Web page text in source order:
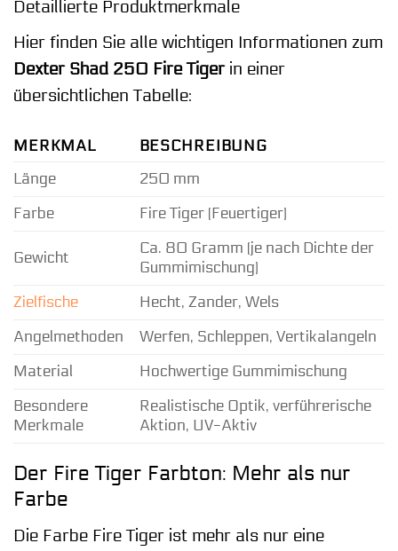
Detaillierte Produktmerkmale
Hier finden Sie alle wichtigen Informationen zum
Dexter Shad 250 Fire Tigerin einer
übersichtlichen Tabelle:
MERKMAL
BESCHREIBUNG
Länge
250 mm
Farbe
Fire Tiger (Feuertiger)
Gewicht
Ca. 80 Gramm (je nach Dichte der
Gummimischung)
Zielfische
Hecht, Zander, Wels
Angelmethoden
Werfen, Schleppen, Vertikalangeln
Material
Hochwertige Gummimischung
Besondere
Merkmale
Realistische Optik, verführerische
Aktion, UV-Aktiv
Der Fire Tiger Farbton: Mehr als nur
Farbe
Die Farbe Fire Tiger ist mehr als nur eine